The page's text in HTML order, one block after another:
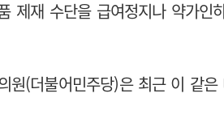
제재 수단을 급여정지나 약가인
원(더불어민주당)은 최근 이 같